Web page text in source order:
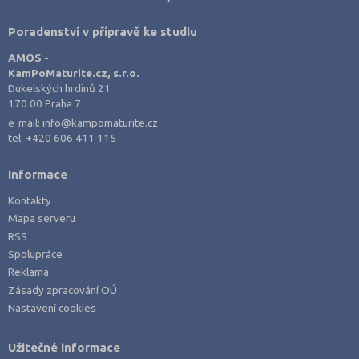
Poradenství v přípravě ke studiu
AMOS -
KamPoMaturite.cz, s.r.o.
Dukelských hrdinů 21
170 00 Praha 7
e-mail:info@kampomaturite.cz
tel: +420 606 411 115
Informace
Kontakty
Mapa serveru
RSS
Spolupráce
Reklama
Zásady zpracování OÚ
Nastavení cookies
Užitečné informace